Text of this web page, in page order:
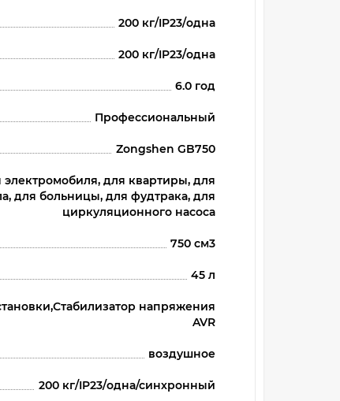
200 кг/IP23/одна
200 кг/IP23/одна
6.0 год
Профессиональный
Zongshen GB750
для квартиры, для
для больницы, для фудтрака, для
циркуляционного насоса
750 см3
45 л
напряжения
AVR
воздушное
200 кг/IP23/одна/синхронный